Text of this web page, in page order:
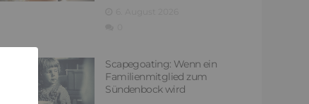
Scapegoating: Wenn ein
Familienmitglied zum
Sündenbock wird